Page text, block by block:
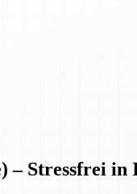
Stressfrei in